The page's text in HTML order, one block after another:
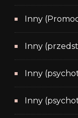
Inny
Inny
Inny
Inny